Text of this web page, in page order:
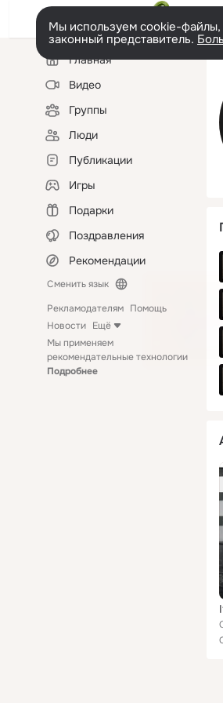
Мы используем cookie-файлы,
законный представитель.
Левая
колонкаГлавная
Видео
Группы
Люди
Публикации
Игры
Подарки
Поздравления
Рекомендации
Сменить язык
Рекламодателям Помощь
Новости Ещё
Мы применяем
рекомендательные технологии
Подробнее